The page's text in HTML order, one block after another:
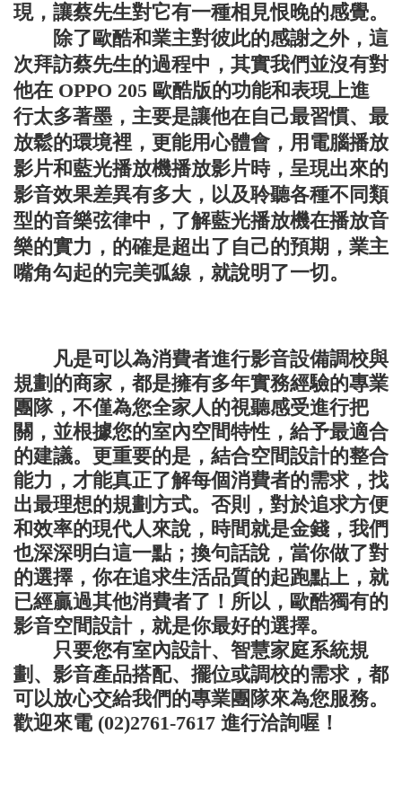
現，讓蔡先生對它有一種相見恨晚的感覺。
除了歐酷和業主對彼此的感謝之外，這
次拜訪蔡先生的過程中，其實我們並沒有對
他在 OPPO 205 歐酷版的功能和表現上進
行太多著墨，主要是讓他在自己最習慣、最
放鬆的環境裡，更能用心體會，用電腦播放
影片和藍光播放機播放影片時，呈現出來的
影音效果差異有多大，以及聆聽各種不同類
型的音樂弦律中，了解藍光播放機在播放音
樂的實力，的確是超出了自己的預期，業主
嘴角勾起的完美弧線，就說明了一切。
凡是可以為消費者進行影音設備調校與
規劃的商家，都是擁有多年實務經驗的專業
團隊，不僅為您全家人的視聽感受進行把
關，並根據您的室內空間特性，給予最適合
的建議。更重要的是，結合空間設計的整合
能力，才能真正了解每個消費者的需求，找
出最理想的規劃方式。否則，對於追求方便
和效率的現代人來說，時間就是金錢，我們
也深深明白這一點；換句話說，當你做了對
的選擇，你在追求生活品質的起跑點上，就
已經贏過其他消費者了！所以，歐酷獨有的
影音空間設計，就是你最好的選擇。
只要您有室內設計、智慧家庭系統規
劃、影音產品搭配、擺位或調校的需求，都
可以放心交給我們的專業團隊來為您服務。
歡迎來電 (02)2761-7617 進行洽詢喔！